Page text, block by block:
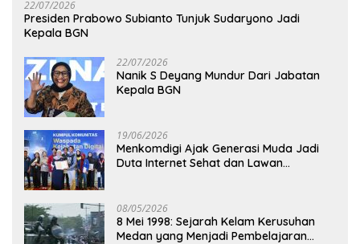
22/07/2026
Presiden Prabowo Subianto Tunjuk Sudaryono Jadi
Kepala BGN
22/07/2026
Nanik S Deyang Mundur Dari Jabatan
Kepala BGN
19/06/2026
Menkomdigi Ajak Generasi Muda Jadi
Duta Internet Sehat dan Lawan
08/05/2026
8 Mei 1998: Sejarah Kelam Kerusuhan
Medan yang Menjadi Pembelajaran